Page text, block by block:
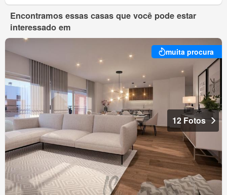
Encontramos essas casas que você pode estar
interessado em
muita procura
12 Fotos